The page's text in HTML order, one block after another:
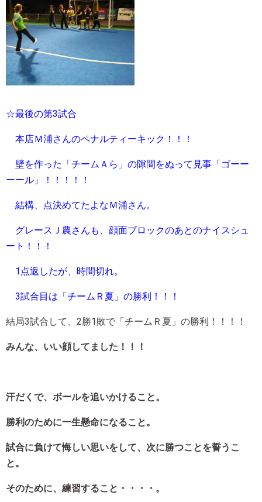
☆最後の第3試合
本店Ｍ浦さんのペナルティーキック！！！
壁を作った「チームＡら」の隙間をぬって見事「ゴーー
ーール」！！！！！
結構、点決めてたよなＭ浦さん。
グレースＪ農さんも、顔面ブロックのあとのナイスシュ
ート！！！
1点返したが、時間切れ。
3試合目は「チームＲ夏」の勝利！！！
結局3試合して、2勝1敗で「チームＲ夏」の勝利！！！！
みんな、いい顔してました！！！
汗だくで、ボールを追いかけること。
勝利のために一生懸命になること。
試合に負けて悔しい思いをして、次に勝つことを誓うこ
と。
そのために、練習すること・・・・。